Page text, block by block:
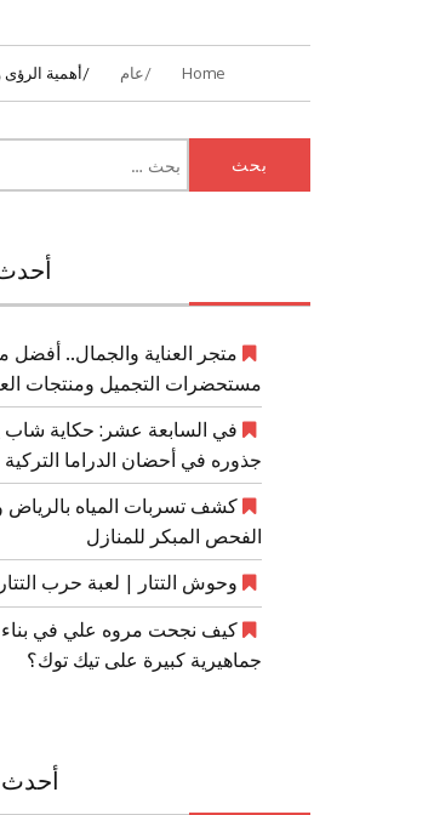
Home عام أهمية
عن:
متجر العناية والجمال.. أفضل
مستحضرات التجميل ومنتجات
في السابعة عشر: حكاية
جذوره في أحضان الدراما التركية
كشف تسربات المياه بالرياض
الفحص المبكر للمنازل
وحوش التتار | لعبة حرب
كيف نجحت مروه علي في بناء
جماهيرية كبيرة على تيك توك؟
أحدث